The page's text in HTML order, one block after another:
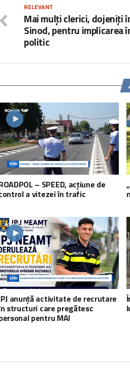
RELEVANT
Mai mulți clerici, dojeniți
Sinod, pentru implicarea
politic
– SPEED, acțiune de
a vitezei în trafic
anunță activitate de recrutare
structuri care pregătesc
pentru MAI